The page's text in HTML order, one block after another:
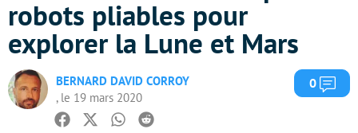
robots pliables pour
explorer la Lune et Mars
BERNARD DAVID CORROY
, le 19 mars 2020
0
Facebook
TwitterWhatsapp
Reddit